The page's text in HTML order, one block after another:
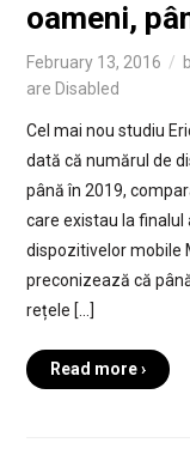
oameni,
February 13, 2016
are Disabled
Cel mai nou studiu
dată că numărul de
până în 2019,
care existau la finalul
dispozitivelor mobile
preconizează că
rețele […]
Read more ›